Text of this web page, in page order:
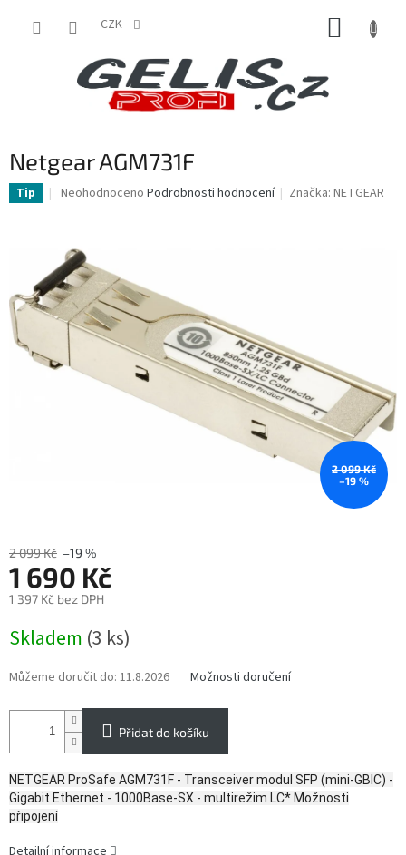
CZK
Netgear AGM731F
Tip
Průměrné
0,0
z
5
hvězdiček.
Neohodnoceno Podrobnosti hodnocení Značka:NETGEAR
2 099 Kč
–19 %
2 099 Kč –19 %
1 690 Kč
1 397 Kč bez DPH
cena:
Skladem (3 ks)
Můžeme doručit do: 11.8.2026 Možnosti doručení
Přidat do košíku
NETGEAR ProSafe AGM731F - Transceiver modul SFP (mini-GBIC) -
Gigabit Ethernet - 1000Base-SX - multirežim LC* Možnosti
připojení